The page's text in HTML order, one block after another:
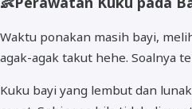
Waktu ponakan masih bayi,
agak-agak takut hehe. Soalnya
Kuku bayi yang lembut dan